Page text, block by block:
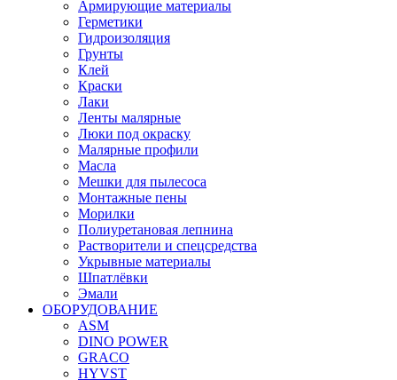
Армирующие материалы
Герметики
Гидроизоляция
Грунты
Клей
Краски
Лаки
Ленты малярные
Люки под окраску
Малярные профили
Масла
Мешки для пылесоса
Монтажные пены
Морилки
Полиуретановая лепнина
Растворители и спецсредства
Укрывные материалы
Шпатлёвки
Эмали
ОБОРУДОВАНИЕ
ASM
DINO POWER
GRACO
HYVST